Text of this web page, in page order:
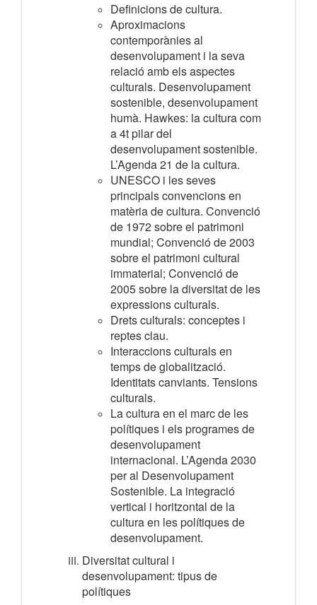
Definicions de cultura.
Aproximacions
contemporànies al
desenvolupament i la seva
relació amb els aspectes
culturals. Desenvolupament
sostenible, desenvolupament
humà. Hawkes: la cultura com
a 4t pilar del
desenvolupament sostenible.
L’Agenda 21 de la cultura.
UNESCO i les seves
principals convencions en
matèria de cultura. Convenció
de 1972 sobre el patrimoni
mundial; Convenció de 2003
sobre el patrimoni cultural
immaterial; Convenció de
2005 sobre la diversitat de les
expressions culturals.
Drets culturals: conceptes i
reptes clau.
Interaccions culturals en
temps de globalització.
Identitats canviants. Tensions
culturals.
La cultura en el marc de les
polítiques i els programes de
desenvolupament
internacional. L’Agenda 2030
per al Desenvolupament
Sostenible. La integració
vertical i horitzontal de la
cultura en les polítiques de
desenvolupament.
Diversitat cultural i
desenvolupament: tipus de
polítiques